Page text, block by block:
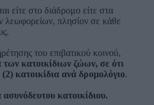
είτε στο διάδρομο είτε στα
λεωφορείων, πλησίον σε κάθε
του επιβατικού κοινού,
κατοικίδιων ζώων, σε ότι
κατοικίδια ανά δρομολόγιο.
κατοικίδιου.